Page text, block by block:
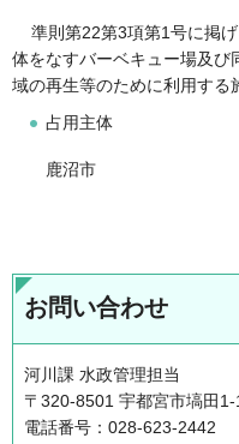
準則第22第3項第1号に掲
体をなすバーベキュー場及び
域の再生等のために利用する
占用主体
鹿沼市
お問い合わせ
河川課 水政管理担当
〒320-8501 宇都宮市塙田
電話番号：028-623-2442